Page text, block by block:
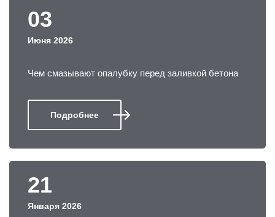
03
Июня 2026
Чем смазывают опалубку перед заливкой бетона
Подробнее
21
Января 2026